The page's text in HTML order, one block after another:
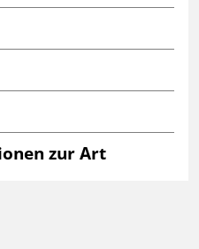
zur Art